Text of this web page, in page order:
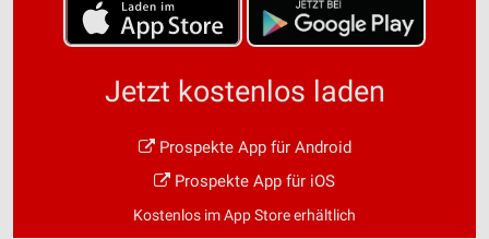
Jetzt kostenlos laden
Prospekte App für Android
Prospekte App für iOS
Kostenlos im App Store erhältlich